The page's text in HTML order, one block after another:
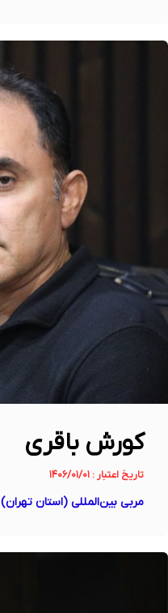
کورش باقری
تاریخ اعتبار : ۱۴۰۶/۰۱/۰۱
مربی بین‌المللی (استان تهران)